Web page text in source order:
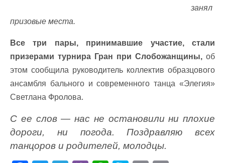
занял
призовые места.
Все три пары, принимавшие участие, стали
призерами турнира Гран при Слобожанщины, об
этом сообщила руководитель коллектив образцового
ансамбля бального и современного танца «Элегия»
Светлана Фролова.
С ее слов — нас не остановили ни плохие
дороги, ни погода. Поздравляю всех
танцоров и родителей, молодцы.